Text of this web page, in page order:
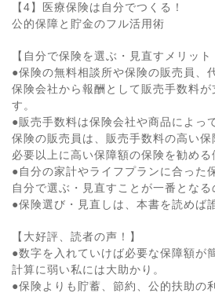
【4】医療保険は自分でつくる！
公的保障と貯金のフル活用術
【自分で保険を選ぶ・見直すメリット
●保険の無料相談所や保険の販売員、
保険会社から報酬として販売手数料
す。
●販売手数料は保険会社や商品によっ
保険の販売員は、販売手数料の高い保
必要以上に高い保障額の保険を勧める
●自分の家計やライフプランに合った
自分で選ぶ・見直すことが一番となる
●保険選び・見直しは、本書を読めば
【大好評、読者の声！】
●数字を入れていけば必要な保障額が
計算に弱い私には大助かり。
●保険よりも貯蓄、節約、公的扶助の